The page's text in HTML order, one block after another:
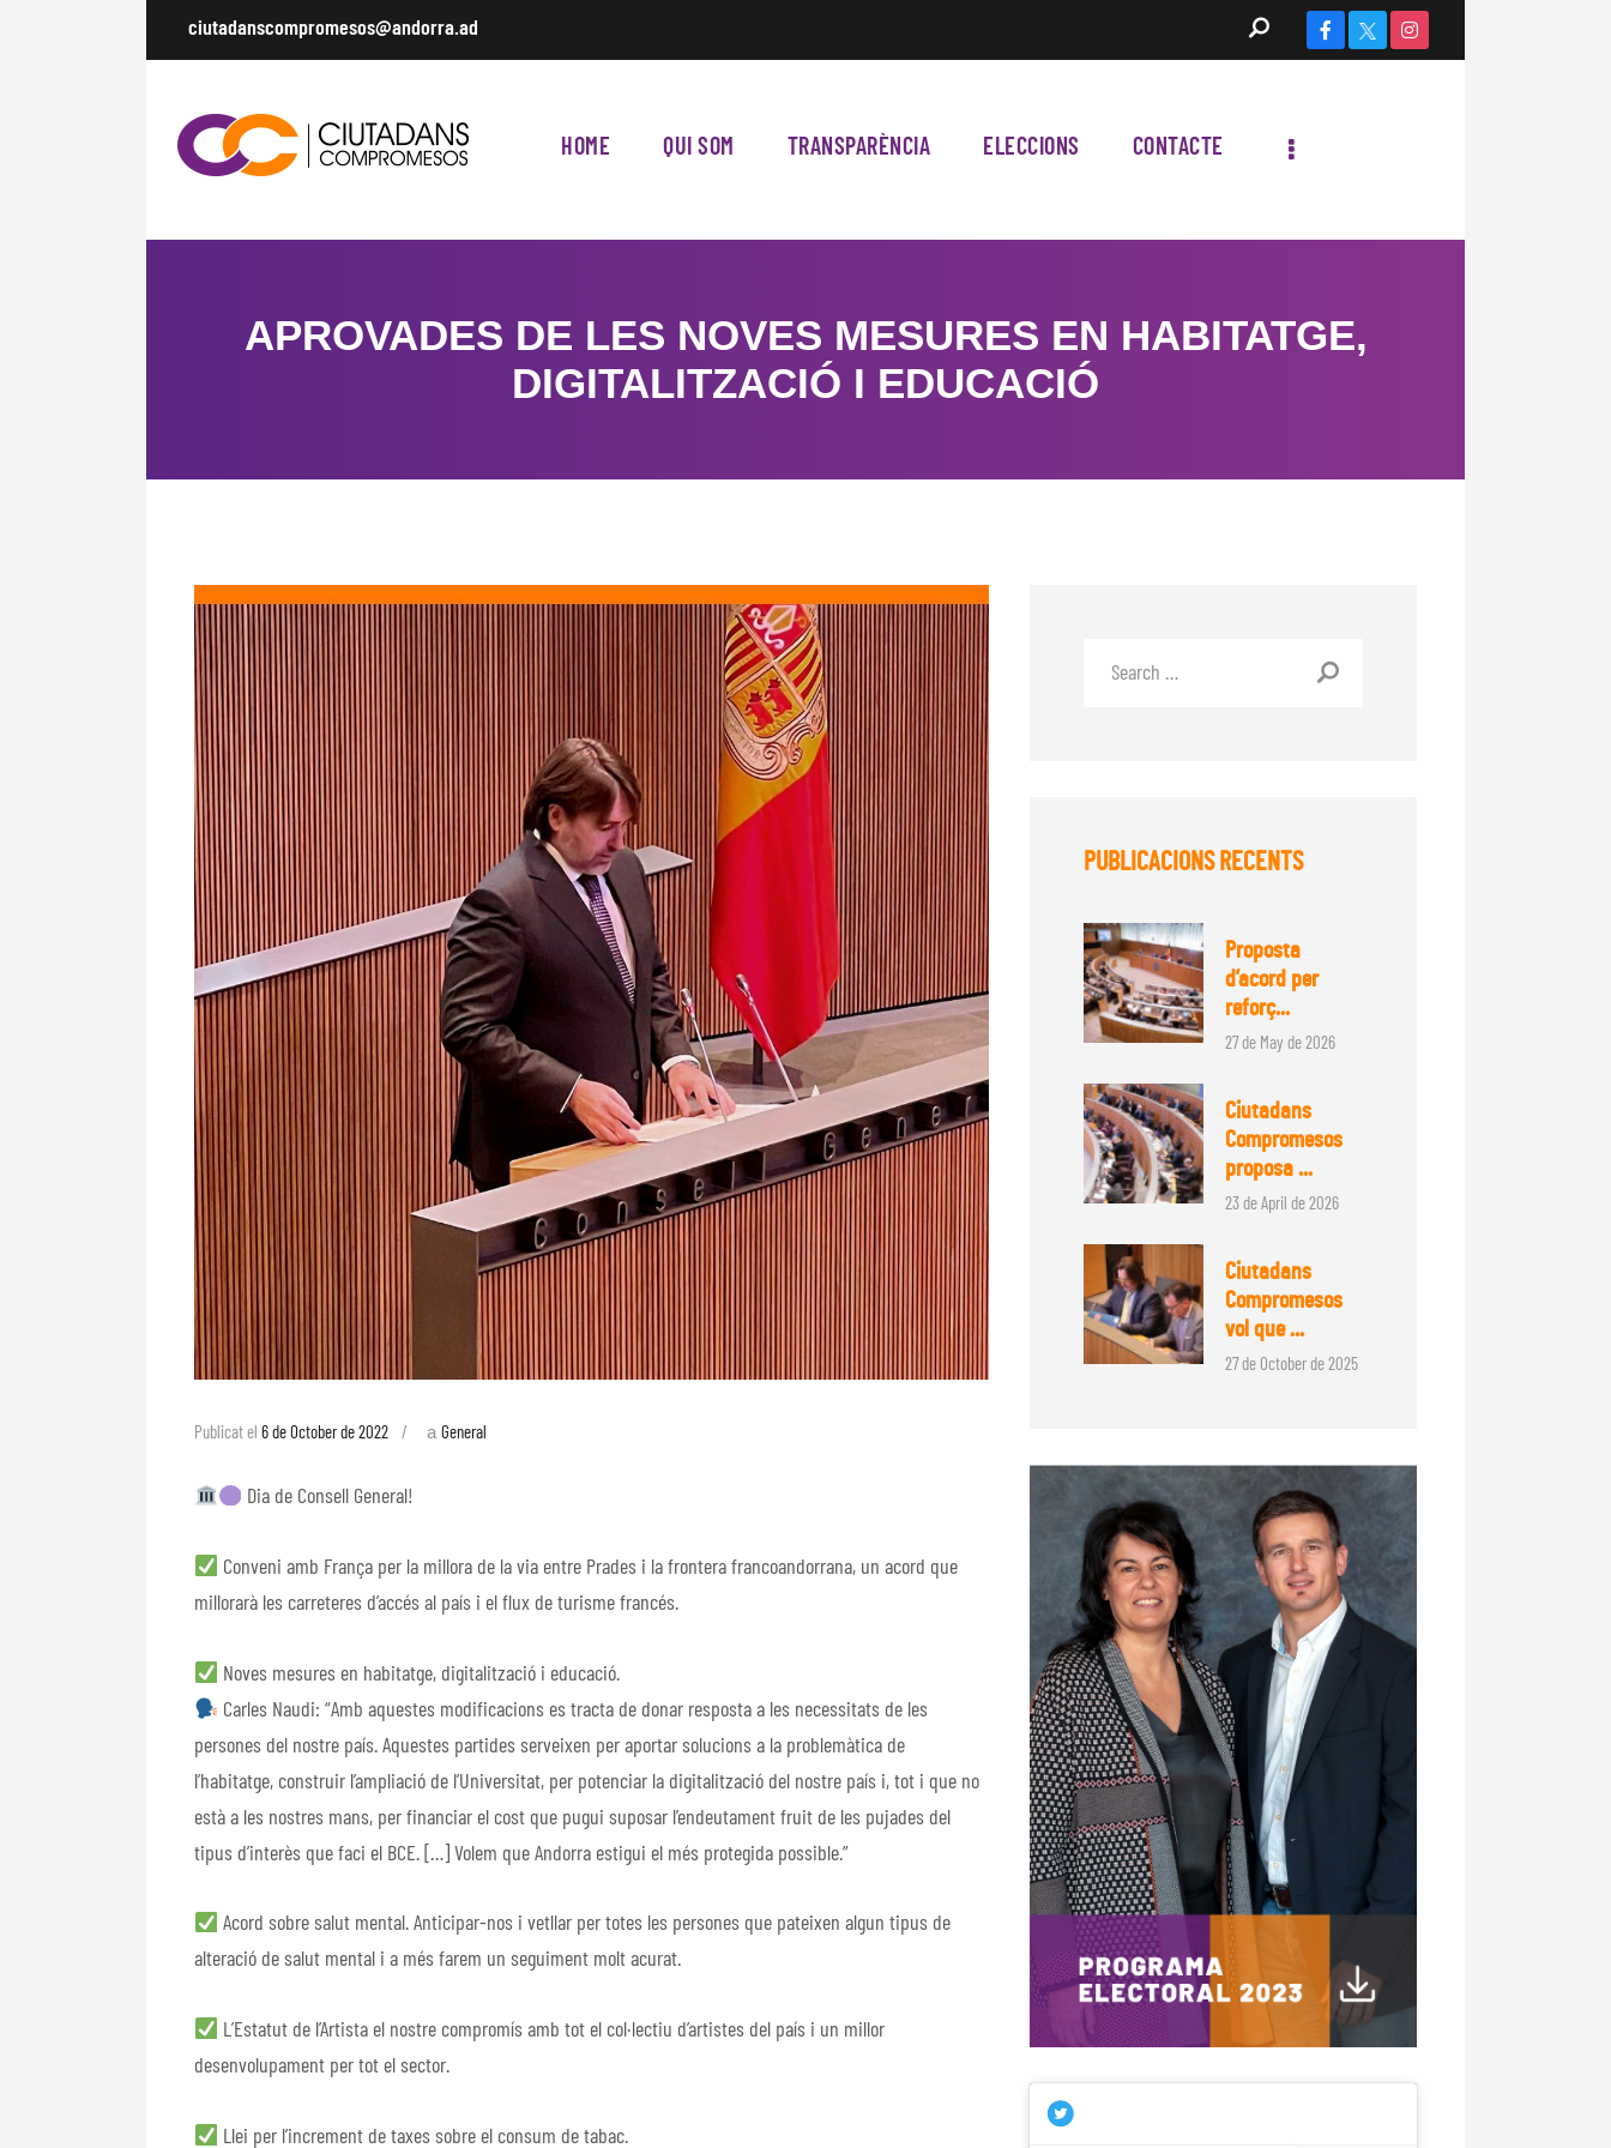
ciutadanscompromesos@andorra.ad
HOME QUI SOM TRANSPARÈNCIA ELECCIONS CONTACTE
APROVADES DE LES NOVES MESURES EN HABITATGE,
DIGITALITZACIÓ I EDUCACIÓ
Publicat el 6 de October de 2022 a General
Dia de Consell General!
Conveni amb França per la millora de la via entre Prades i la frontera francoandorrana, un acord que
millorarà les carreteres d’accés al país i el flux de turisme francés.
Noves mesures en habitatge, digitalització i educació.
Carles Naudi: “Amb aquestes modificacions es tracta de donar resposta a les necessitats de les
persones del nostre país. Aquestes partides serveixen per aportar solucions a la problemàtica de
l’habitatge, construir l’ampliació de l’Universitat, per potenciar la digitalització del nostre país i, tot i que no
està a les nostres mans, per financiar el cost que pugui suposar l’endeutament fruit de les pujades del
tipus d’interès que faci el BCE. […] Volem que Andorra estigui el més protegida possible.”
Acord sobre salut mental. Anticipar-nos i vetllar per totes les persones que pateixen algun tipus de
alteració de salut mental i a més farem un seguiment molt acurat.
L’Estatut de l’Artista el nostre compromís amb tot el col·lectiu d’artistes del país i un millor
desenvolupament per tot el sector.
Llei per l’increment de taxes sobre el consum de tabac.
PUBLICACIONS RECENTS
Proposta
d’acord per
reforç...
27 de May de 2026
Ciutadans
Compromesos
proposa ...
23 de April de 2026
Ciutadans
Compromesos
vol que ...
27 de October de 2025